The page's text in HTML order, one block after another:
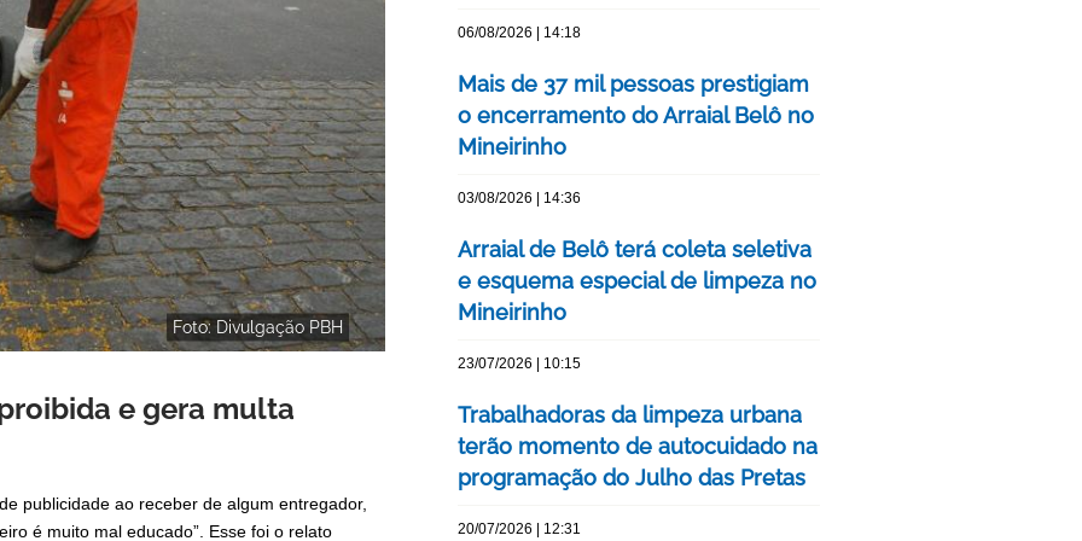
Foto: Divulgação PBH
e gera multa
publicidade ao receber de algum entregador,
é muito mal educado”. Esse foi o relato
06/08/2026 | 14:18
Mais de 37 mil pessoas prestigiam
o encerramento do Arraial Belô no
Mineirinho
03/08/2026 | 14:36
Arraial de Belô terá coleta seletiva
e esquema especial de limpeza no
Mineirinho
23/07/2026 | 10:15
Trabalhadoras da limpeza urbana
terão momento de autocuidado na
programação do Julho das Pretas
20/07/2026 | 12:31